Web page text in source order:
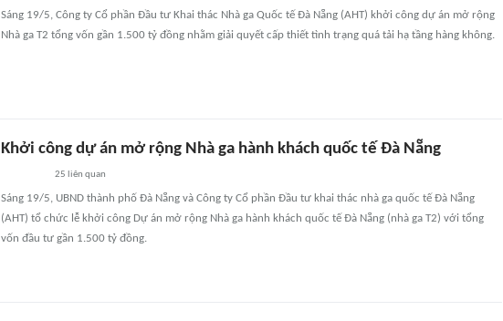
Sáng 19/5, Công ty Cổ phần Đầu tư Khai thác Nhà ga Quốc tế Đà Nẵng (AHT) khởi công dự án mở rộng
Nhà ga T2 tổng vốn gần 1.500 tỷ đồng nhằm giải quyết cấp thiết tình trạng quá tải hạ tầng hàng không.
Khởi công dự án mở rộng Nhà ga hành khách quốc tế Đà Nẵng
25 liên quan
Sáng 19/5, UBND thành phố Đà Nẵng và Công ty Cổ phần Đầu tư khai thác nhà ga quốc tế Đà Nẵng
(AHT) tổ chức lễ khởi công Dự án mở rộng Nhà ga hành khách quốc tế Đà Nẵng (nhà ga T2) với tổng
vốn đầu tư gần 1.500 tỷ đồng.